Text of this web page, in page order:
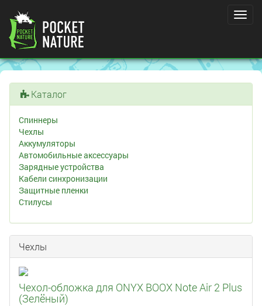
Каталог
Спиннеры
Чехлы
Аккумуляторы
Автомобильные аксессуары
Зарядные устройства
Кабели синхронизации
Защитные пленки
Стилусы
Чехлы
Чехол-обложка для ONYX BOOX Note Air 2 Plus
(Зелёный)